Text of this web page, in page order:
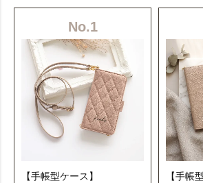
No.1
【手帳型ケース】
【手帳